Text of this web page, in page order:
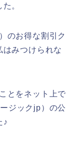
。
のお得な割引ク
はみつけられな
とをネット上で
ジックjp）の公
♪